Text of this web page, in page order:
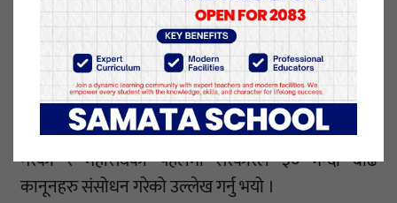
उहाँले देशको आर्थिक विकासका लागि निजी क्षेत्रले ठूलो
लगानी गरिसकेको उल्लेख गर्दै देशमा नै केही गर्न सकिन्छ भन्ने
मनोविज्ञानका साथ काम गर्न सके यसबाट प्रतिफल प्राप्त गर्न
सकिने धारणा राख्नु भयो ।यस्तै उहाँले देशमा लगानी मैत्री
वातावरण निर्माण गर्न महासंघले नीतिगत सुधारको पहल
गरेको र महासंघको पहलमा सरकारले ३० भन्दा बढि
कानूनहरु संसोधन गरेको उल्लेख गर्नु भयो ।